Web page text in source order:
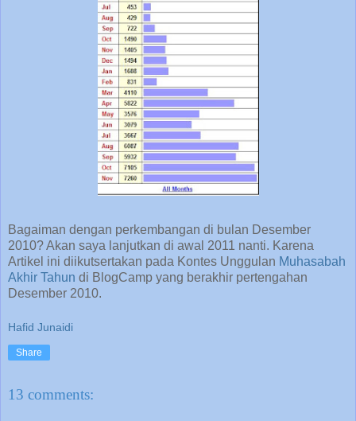
Bagaiman dengan perkembangan di bulan Desember
2010? Akan saya lanjutkan di awal 2011 nanti. Karena
Artikel ini diikutsertakan pada Kontes Unggulan Muhasabah
Akhir Tahun di BlogCamp yang berakhir pertengahan
Desember 2010.
Hafid Junaidi
Share
13 comments: